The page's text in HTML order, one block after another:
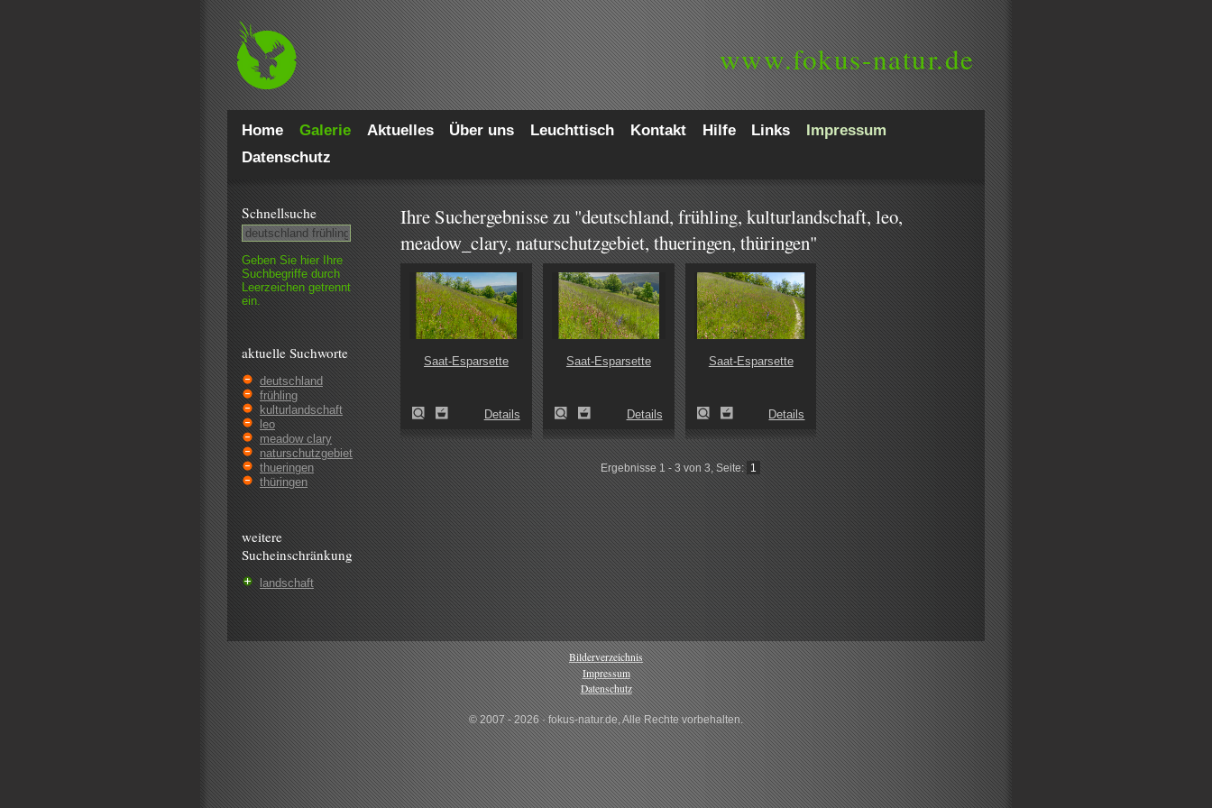
www.fokus-natur.de
Home Galerie Aktuelles Über uns Leuchttisch Kontakt Hilfe Links
Impressum
Datenschutz
Schnell­suche
Geben Sie hier Ihre
Such­begriffe durch
Leer­zeichen getrennt
ein.
aktuelle Suchworte
deutschland
frühling
kulturlandschaft
leo
meadow clary
naturschutzgebiet
thueringen
thüringen
weitere
Sucheinschränkung
landschaft
Ihre Suchergebnisse zu "deutschland, frühling, kulturlandschaft, leo,
meadow_clary, naturschutzgebiet, thueringen, thüringen"
Saat-Esparsette
Details
Saat-Esparsette
Details
Saat-Esparsette
Details
Ergebnisse 1 - 3 von 3, Seite: 1
Bilderverzeichnis
Impressum
Datenschutz
© 2007 - 2026 · fokus-natur.de, Alle Rechte vorbehalten.